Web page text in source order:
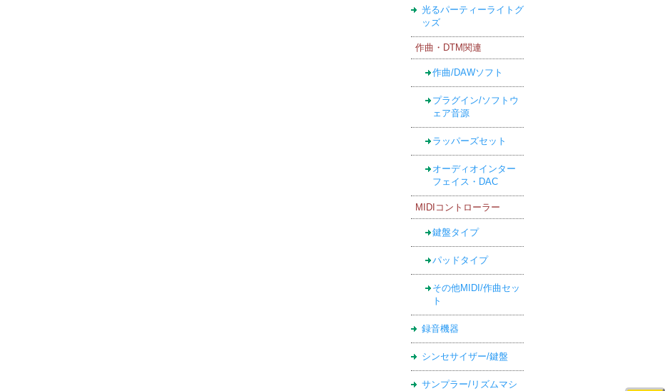
光るパーティーライトグ
ッズ
作曲・DTM関連
作曲/DAWソフト
プラグイン/ソフトウ
ェア音源
ラッパーズセット
オーディオインター
フェイス・DAC
MIDIコントローラー
鍵盤タイプ
パッドタイプ
その他MIDI/作曲セッ
ト
録音機器
シンセサイザー/鍵盤
サンプラー/リズムマシ